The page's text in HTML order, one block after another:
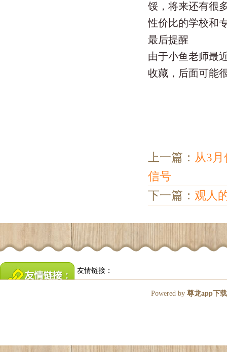
馁，将来还有很
性价比的学校和
最后提醒
由于小鱼老师最
收藏，后面可能
上一篇： 从3
信号
下一篇： 观人
友情链接：
Powered by 尊龙app下